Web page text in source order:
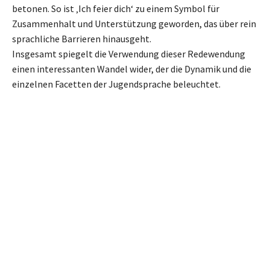
betonen. So ist ‚Ich feier dich‘ zu einem Symbol für
Zusammenhalt und Unterstützung geworden, das über rein
sprachliche Barrieren hinausgeht.
Insgesamt spiegelt die Verwendung dieser Redewendung
einen interessanten Wandel wider, der die Dynamik und die
einzelnen Facetten der Jugendsprache beleuchtet.